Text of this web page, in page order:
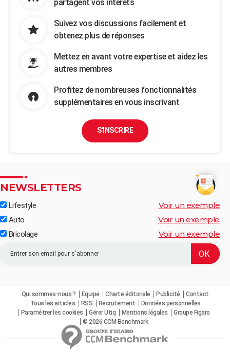
partagent vos intérêts
Suivez vos discussions facilement et
obtenez plus de réponses
Mettez en avant votre expertise et aidez les
autres membres
Profitez de nombreuses fonctionnalités
supplémentaires en vous inscrivant
S'INSCRIRE
NEWSLETTERS
Lifestyle Voir un exemple
Auto Voir un exemple
Bricolage Voir un exemple
Qui sommes-nous ? Equipe Charte éditoriale Publicité
Contact
Tous les articles
RSS Recrutement
Données personnelles
Paramétrer les cookies
Gérer Utiq Mentions légales
Groupe Figaro
© 2026 CCM Benchmark